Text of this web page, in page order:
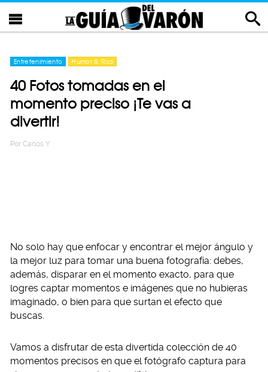
Entretenimiento Humor & Risa
40 Fotos tomadas en el
momento preciso ¡Te vas a
divertir!
Por Carlos Y
No solo hay que enfocar y encontrar el mejor ángulo y
la mejor luz para tomar una buena fotografía: debes,
además, disparar en el momento exacto, para que
logres captar momentos e imágenes que no hubieras
imaginado, o bien para que surtan el efecto que
buscas.
Vamos a disfrutar de esta divertida colección de 40
momentos precisos en que el fotógrafo captura para